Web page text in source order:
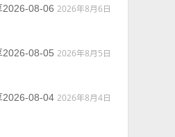
2026-08-06 2026年8月6日
2026-08-05 2026年8月5日
2026-08-04 2026年8月4日